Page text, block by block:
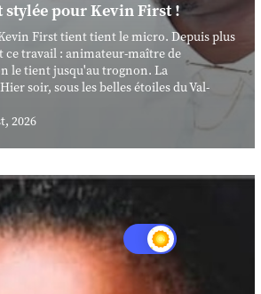
stylée pour Kevin First !
First tient tient le micro. Depuis plus
ce travail : animateur-maître de
le tient jusqu'au trognon. La
soir, sous les belles étoiles du Val-
2026